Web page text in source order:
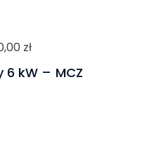
6 kW – MCZ
zł